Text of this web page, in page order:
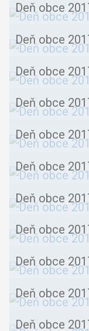
Deň obce
Deň obce
Deň obce
Deň obce
Deň obce
Deň obce
Deň obce
Deň obce
Deň obce
Deň obce
Deň obce